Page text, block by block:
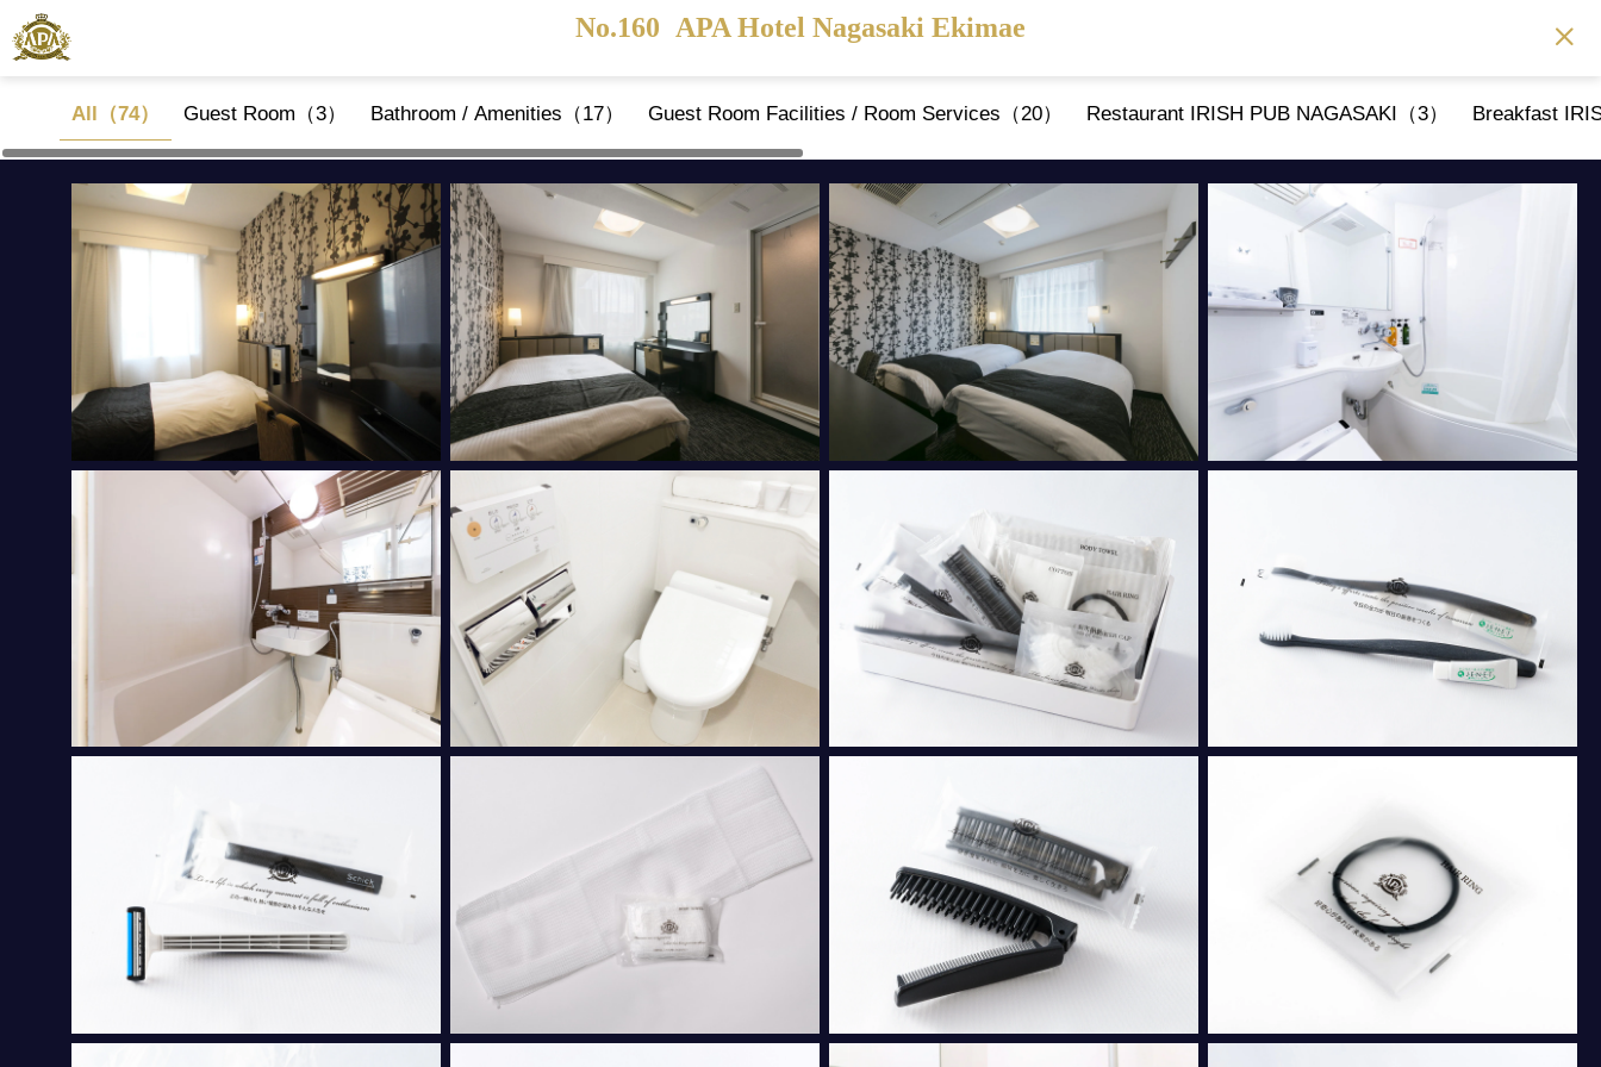
No.160 APA Hotel Nagasaki Ekimae
All（74） Guest Room（3） Bathroom / Amenities（17） Guest Room Facilities / Room Services（20） Restaurant IRISH PUB NAGASAKI（3） Breakfast